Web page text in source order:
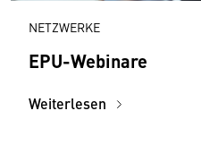
NETZWERKE
EPU-Webinare
Weiterlesen